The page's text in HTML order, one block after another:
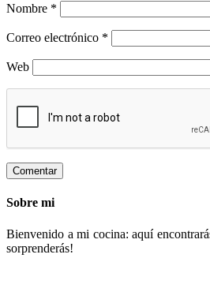
Nombre *
Correo electrónico *
Web
Sobre mi
Bienvenido a mi cocina: aquí
sorprenderás!